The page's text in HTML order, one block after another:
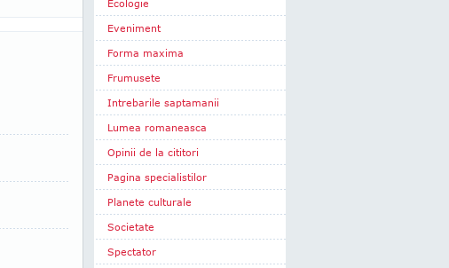
Ecologie
Eveniment
Forma maxima
Frumusete
Intrebarile saptamanii
Lumea romaneasca
Opinii de la cititori
Pagina specialistilor
Planete culturale
Societate
Spectator